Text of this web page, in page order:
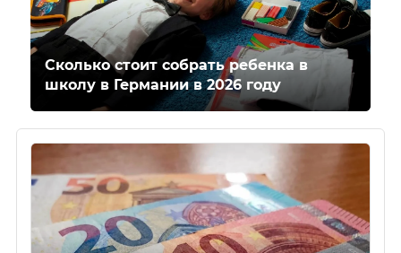
Сколько стоит собрать ребенка в
школу в Германии в 2026 году